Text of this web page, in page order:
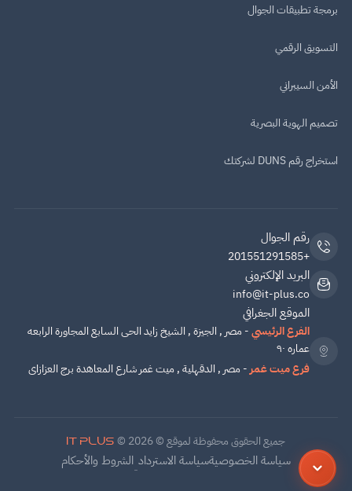
برمجة تطبيقات الجوال
التسويق الرقمي
الأمن السيبراني
تصميم الهوية البصرية
استخراج رقم DUNS لشركتك
رقم الجوال
+201551291585
البريد الإلكتروني
info@it-plus.co
الموقع الجغرافي
الفرع الرئيسي- مصر , الجيزة , الشيخ زايد الحى السابع المجاورة الرابعه
عماره ٩٠
فرع ميت غمر- مصر , الدقهلية , ميت غمر شارع المعاهدة برج العزازاى
جميع الحقوق محفوظة لموقع © IT PLUS © 2026
سياسة الخصوصيةسياسة الاسترداد
-
الشروط والأحكام